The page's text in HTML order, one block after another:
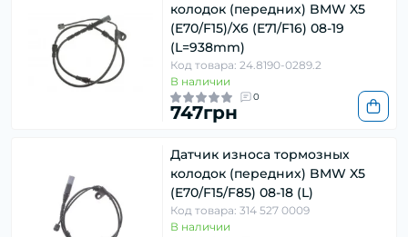
колодок (передних) BMW X5
(E70/F15)/X6 (E71/F16) 08-19
(L=938mm)
Код товара: 24.8190-0289.2
В наличии
0
747грн
Датчик износа тормозных
колодок (передних) BMW X5
(E70/F15/F85) 08-18 (L)
Код товара: 314 527 0009
В наличии